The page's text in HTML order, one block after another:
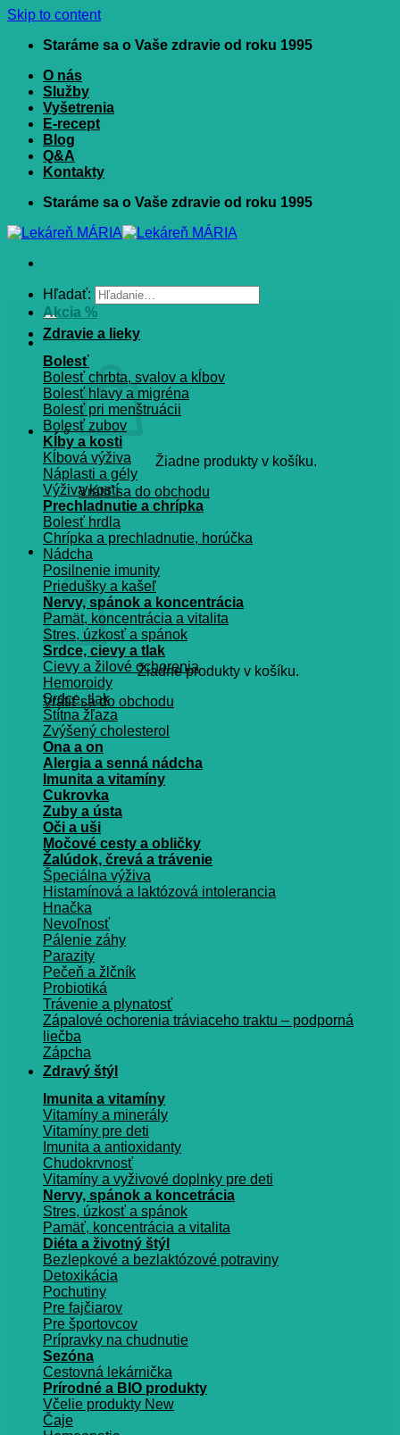
Skip to content
Staráme sa o Vaše zdravie od roku 1995
O nás
Služby
Vyšetrenia
E-recept
Blog
Q&A
Kontakty
Staráme sa o Vaše zdravie od roku 1995
Hľadať:
Žiadne produkty v košíku.
Vrátiť sa do obchodu
Košík
Žiadne produkty v košíku.
Vrátiť sa do obchodu
Akcia %
Zdravie a lieky
Bolesť
Bolesť chrbta, svalov a kĺbov
Bolesť hlavy a migréna
Bolesť pri menštruácii
Bolesť zubov
Kĺby a kosti
Kĺbová výživa
Náplasti a gély
Výživa kostí
Prechladnutie a chrípka
Bolesť hrdla
Chrípka a prechladnutie, horúčka
Nádcha
Posilnenie imunity
Priedušky a kašeľ
Nervy, spánok a koncentrácia
Pamät, koncentrácia a vitalita
Stres, úzkosť a spánok
Srdce, cievy a tlak
Cievy a žilové ochorenia
Hemoroidy
Srdce, tlak
Štítna žľaza
Zvýšený cholesterol
Ona a on
Alergia a senná nádcha
Imunita a vitamíny
Cukrovka
Zuby a ústa
Oči a uši
Močové cesty a obličky
Žalúdok, črevá a trávenie
Špeciálna výživa
Histamínová a laktózová intolerancia
Hnačka
Nevoľnosť
Pálenie záhy
Parazity
Pečeň a žlčník
Probiotiká
Trávenie a plynatosť
Zápalové ochorenia tráviaceho traktu – podporná
liečba
Zápcha
Zdravý štýl
Imunita a vitamíny
Vitamíny a minerály
Vitamíny pre deti
Imunita a antioxidanty
Chudokrvnosť
Vitamíny a vyživové doplnky pre deti
Nervy, spánok a koncetrácia
Stres, úzkosť a spánok
Pamäť, koncentrácia a vitalita
Diéta a životný štýl
Bezlepkové a bezlaktózové potraviny
Detoxikácia
Pochutiny
Pre fajčiarov
Pre športovcov
Prípravky na chudnutie
Sezóna
Cestovná lekárnička
Prírodné a BIO produkty
Včelie produkty
Čaje